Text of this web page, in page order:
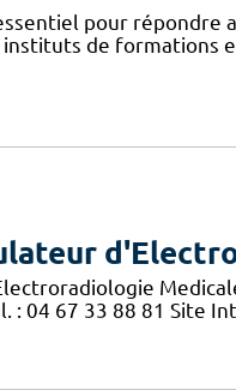
pour répondre
de formations
: 04 67 33 88 81 Site